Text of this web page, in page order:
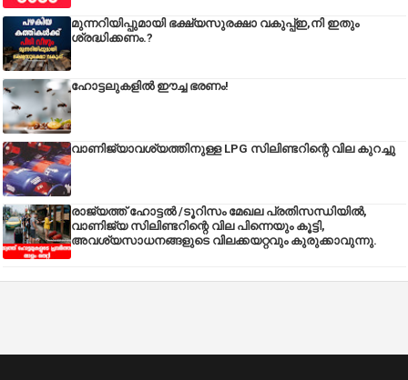
മുന്നറിയിപ്പുമായി ഭക്ഷ്യസുരക്ഷാ വകുപ്പ്ഇ,നി ഇതും
ശ്രദ്ധിക്കണം.?
ഹോട്ടലുകളിൽ ഈച്ച ഭരണം!
വാണിജ്യാവശ്യത്തിനുള്ള LPG സിലിണ്ടറിന്റെ വില കുറച്ചു
രാജ്യത്ത് ഹോട്ടൽ /ടൂറിസം മേഖല പ്രതിസന്ധിയിൽ,
വാണിജ്യ സിലിണ്ടറിന്റെ വില പിന്നെയും കൂട്ടി,
അവശ്യസാധനങ്ങളുടെ വിലക്കയറ്റവും കുരുക്കാവുന്നു.